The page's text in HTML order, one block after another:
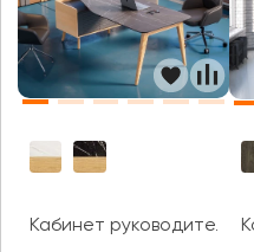
Кабинет руководителя